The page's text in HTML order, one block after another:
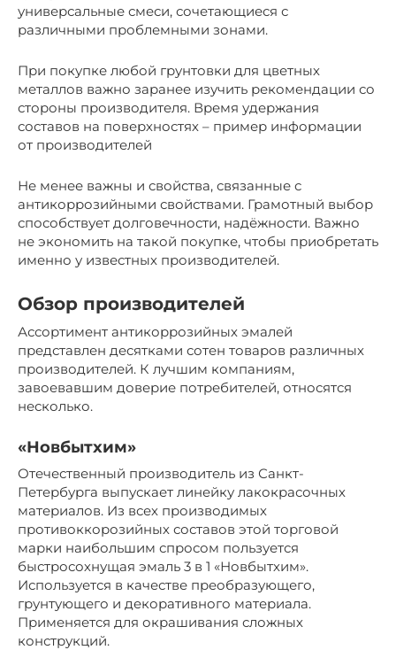
универсальные смеси, сочетающиеся с
различными проблемными зонами.
При покупке любой грунтовки для цветных
металлов важно заранее изучить рекомендации со
стороны производителя. Время удержания
составов на поверхностях – пример информации
от производителей
Не менее важны и свойства, связанные с
антикоррозийными свойствами. Грамотный выбор
способствует долговечности, надёжности. Важно
не экономить на такой покупке, чтобы приобретать
именно у известных производителей.
Обзор производителей
Ассортимент антикоррозийных эмалей
представлен десятками сотен товаров различных
производителей. К лучшим компаниям,
завоевавшим доверие потребителей, относятся
несколько.
«Новбытхим»
Отечественный производитель из Санкт-
Петербурга выпускает линейку лакокрасочных
материалов. Из всех производимых
противоккорозийных составов этой торговой
марки наибольшим спросом пользуется
быстросохнущая эмаль 3 в 1 «Новбытхим».
Используется в качестве преобразующего,
грунтующего и декоративного материала.
Применяется для окрашивания сложных
конструкций.